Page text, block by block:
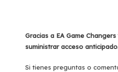
Gracias a EA Game
suministrar acceso
Si tienes preguntas o